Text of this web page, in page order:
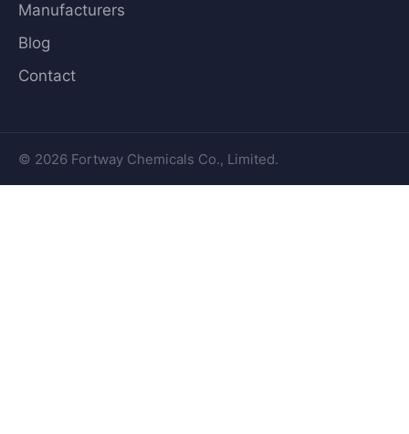
Manufacturers
Blog
Contact
© 2026 Fortway Chemicals Co., Limited.